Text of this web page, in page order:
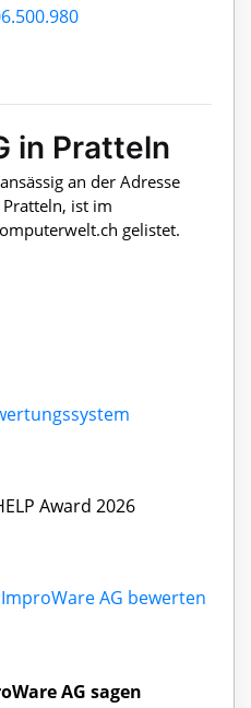
in Pratteln
an der Adresse
ist im
gelistet.
Award 2026
ImproWare AG bewerten
AG sagen